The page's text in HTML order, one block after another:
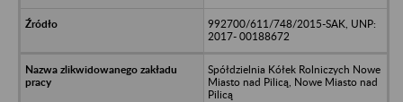
992700/611/748/2015-SAK, UNP:
2017- 00188672
Spółdzielnia Kółek Rolniczych Nowe
Miasto nad Pilicą, Nowe Miasto nad
Pilicą